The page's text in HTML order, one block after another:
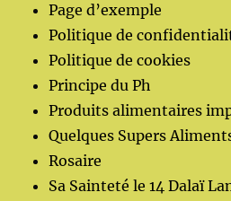
Page d’exemple
Politique de
Politique de cookies
Principe du Ph
Produits alimentaires
Quelques Supers
Rosaire
Sa Sainteté le 14 Dalaï